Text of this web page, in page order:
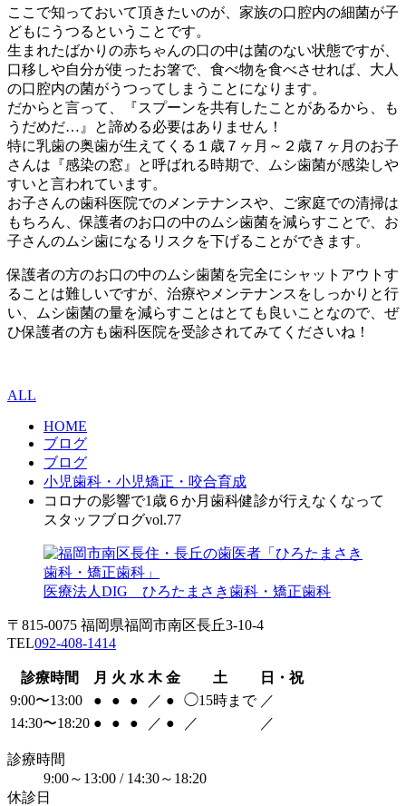
ここで知っておいて頂きたいのが、家族の口腔内の細菌が子
どもにうつるということです。
生まれたばかりの赤ちゃんの口の中は菌のない状態ですが、
口移しや自分が使ったお箸で、食べ物を食べさせれば、大人
の口腔内の菌がうつってしまうことになります。
だからと言って、『スプーンを共有したことがあるから、も
うだめだ…』と諦める必要はありません！
特に乳歯の奥歯が生えてくる１歳７ヶ月～２歳７ヶ月のお子
さんは『感染の窓』と呼ばれる時期で、ムシ歯菌が感染しや
すいと言われています。
お子さんの歯科医院でのメンテナンスや、ご家庭での清掃は
もちろん、保護者のお口の中のムシ歯菌を減らすことで、お
子さんのムシ歯になるリスクを下げることができます。
保護者の方のお口の中のムシ歯菌を完全にシャットアウトす
ることは難しいですが、治療やメンテナンスをしっかりと行
い、ムシ歯菌の量を減らすことはとても良いことなので、ぜ
ひ保護者の方も歯科医院を受診されてみてくださいね！
ALL
HOME
ブログ
ブログ
小児歯科・小児矯正・咬合育成
コロナの影響で1歳６か月歯科健診が行えなくなって
スタッフブログvol.77
医療法人DIG ひろたまさき歯科・矯正歯科
〒815-0075 福岡県福岡市南区長丘3-10-4
TEL092-408-1414
診療時間 月 火 水 木 金 土
日・祝
9:00〜13:00
● ● ● ／ ● ◯15時まで ／
14:30〜18:20 ● ● ● ／ ● ／ ／
診療時間
9:00～13:00 / 14:30～18:20
休診日